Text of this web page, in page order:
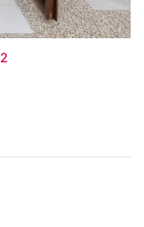
2